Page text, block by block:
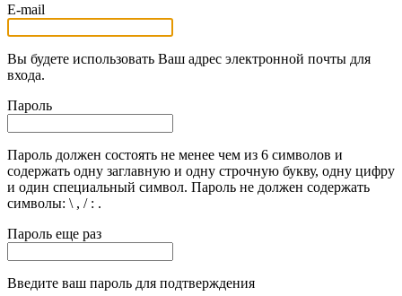
E-mail
Вы будете использовать Ваш адрес электронной почты для
входа.
Пароль
Пароль должен состоять не менее чем из 6 символов и
содержать одну заглавную и одну строчную букву, одну цифру
и один специальный символ. Пароль не должен содержать
символы: \ , / : .
Пароль еще раз
Введите ваш пароль для подтверждения